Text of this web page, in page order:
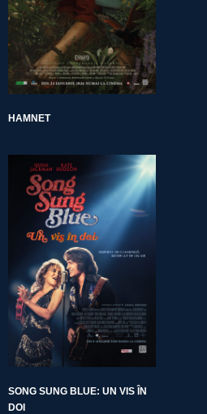
HAMNET
SONG SUNG BLUE: UN VIS ÎN
DOI